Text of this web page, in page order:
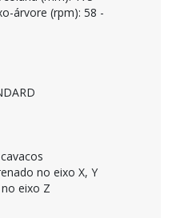
árvore (rpm): 58 -
cavacos
no eixo X, Y
no eixo Z